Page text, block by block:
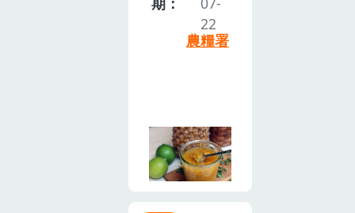
22
農糧署